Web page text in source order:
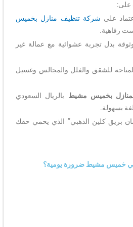
على:
على شركة تنظيف منازل بخميس
رفاهية.
بدل تجربة عشوائية مع عمالة غير
للشقق والفلل والمجالس وغسيل
بخميس مشيط بالريال السعودي
بسهولة.
بريق كلين الذهبي” الذي يحمي حقك
في خميس مشيط ضرورة يومية؟